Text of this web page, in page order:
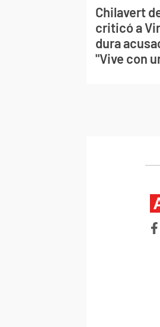
Chilavert
criticó a
dura
"Vive con